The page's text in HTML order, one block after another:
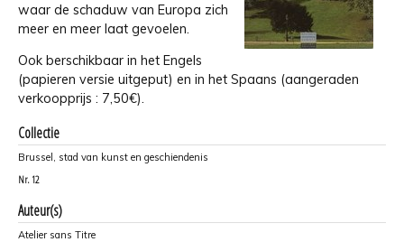
waar de schaduw van Europa zich
meer en meer laat gevoelen.
Ook berschikbaar in het Engels
(papieren versie uitgeput) en in het Spaans (aangeraden
verkoopprijs : 7,50€).
Collectie
Brussel, stad van kunst en geschiendenis
Nr. 12
Auteur(s)
Atelier sans Titre